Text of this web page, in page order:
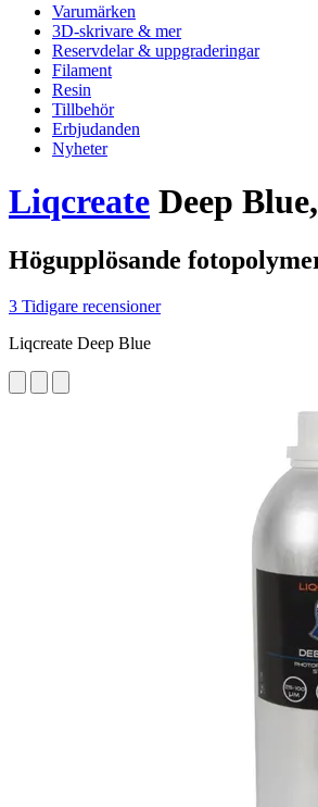
Varumärken
3D-skrivare & mer
Reservdelar & uppgraderingar
Filament
Resin
Tillbehör
Erbjudanden
Nyheter
Liqcreate Deep
Högupplösande
3 Tidigare recensioner
Liqcreate Deep Blue